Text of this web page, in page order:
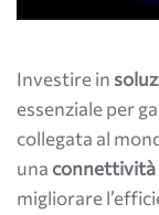
Investire in
essenziale per
collegata al
una connettività
migliorare